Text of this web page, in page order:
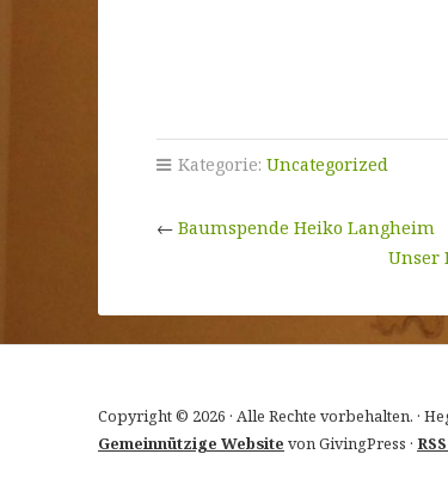
Kategorie: Uncategorized
← Baumspende Heiko Langheim
Unser
Copyright © 2026 · Alle Rechte vorbehalten. ·
Gemeinnützige Website von GivingPress ·